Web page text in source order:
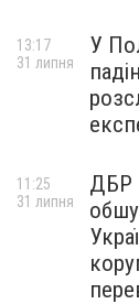
У
13:17
31 липня
ДБР
11:25
31 липня